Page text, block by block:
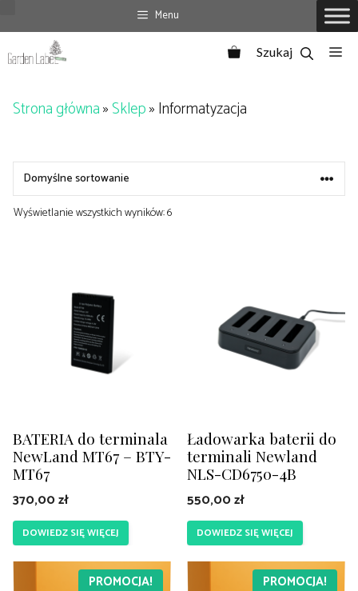
do
treści
Menu
Strona główna»Sklep»Informatyzacja
Wyświetlanie wszystkich wyników: 6
BATERIA do terminala
NewLand MT67 – BTY-
MT67
370,00zł
DOWIEDZ SIĘ WIĘCEJ
Ładowarka baterii do
terminali Newland
NLS-CD6750-4B
550,00zł
DOWIEDZ SIĘ WIĘCEJ
PROMOCJA! PROMOCJA!